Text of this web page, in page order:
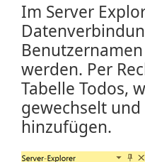
Im Server
werden. Per
Tabelle Todos,
gewechselt
hinzufügen.